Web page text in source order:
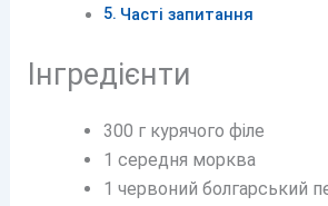
Часті запитання
Інгредієнти
300 г курячого філе
1 середня морква
1 червоний болгарський